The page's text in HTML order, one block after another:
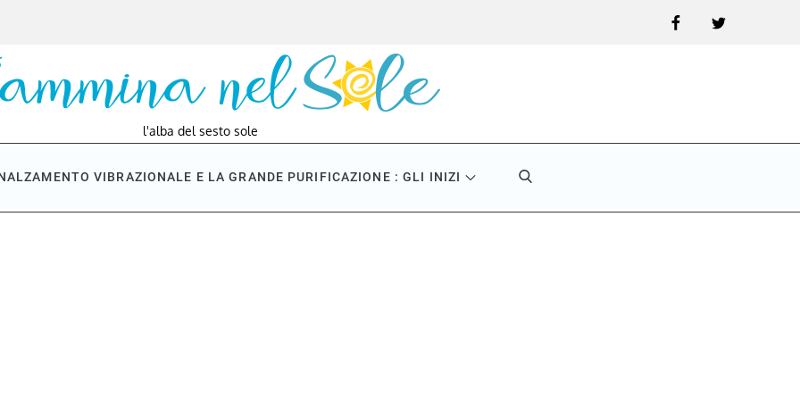
FacebookTwitter
l'alba del sesto sole
VIBRAZIONALE E LA GRANDE PURIFICAZIONE : GLI INIZI